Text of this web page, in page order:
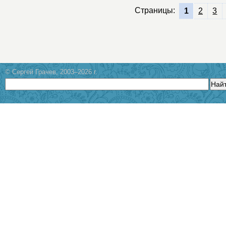
Страницы: 1 2 3
© Сергей Грачев, 2003–2026 г.